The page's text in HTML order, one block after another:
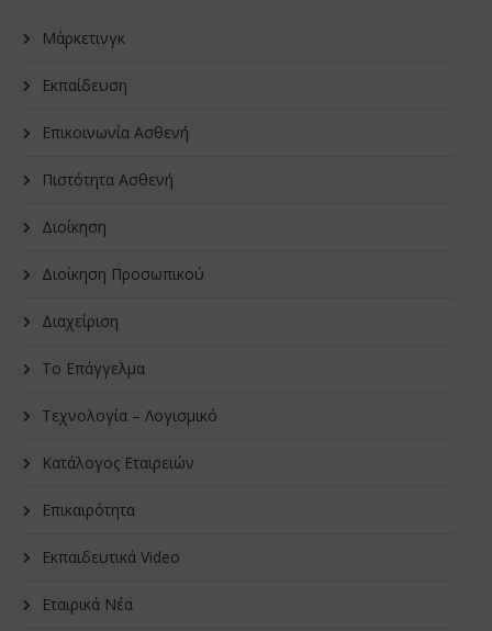
Μάρκετινγκ
Εκπαίδευση
Επικοινωνία Ασθενή
Πιστότητα Ασθενή
Διοίκηση
Διοίκηση Προσωπικού
Διαχείριση
Το Επάγγελμα
Τεχνολογία – Λογισμικό
Κατάλογος Εταιρειών
Επικαιρότητα
Εκπαιδευτικά Video
Εταιρικά Νέα